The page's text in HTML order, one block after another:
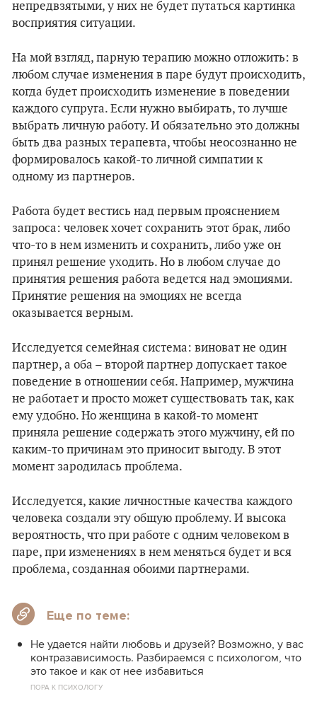
непредвзятыми, у них не будет путаться картинка
восприятия ситуации.
На мой взгляд, парную терапию можно отложить: в
любом случае изменения в паре будут происходить,
когда будет происходить изменение в поведении
каждого супруга. Если нужно выбирать, то лучше
выбрать личную работу. И обязательно это должны
быть два разных терапевта, чтобы неосознанно не
формировалось какой-то личной симпатии к
одному из партнеров.
Работа будет вестись над первым прояснением
запроса: человек хочет сохранить этот брак, либо
что-то в нем изменить и сохранить, либо уже он
принял решение уходить. Но в любом случае до
принятия решения работа ведется над эмоциями.
Принятие решения на эмоциях не всегда
оказывается верным.
Исследуется семейная система: виноват не один
партнер, а оба – второй партнер допускает такое
поведение в отношении себя. Например, мужчина
не работает и просто может существовать так, как
ему удобно. Но женщина в какой-то момент
приняла решение содержать этого мужчину, ей по
каким-то причинам это приносит выгоду. В этот
момент зародилась проблема.
Исследуется, какие личностные качества каждого
человека создали эту общую проблему. И высока
вероятность, что при работе с одним человеком в
паре, при изменениях в нем меняться будет и вся
проблема, созданная обоими партнерами.
Еще по теме:
Не удается найти любовь и друзей? Возможно, у вас
контразависимость. Разбираемся с психологом, что
это такое и как от нее избавиться
ПОРА К ПСИХОЛОГУ